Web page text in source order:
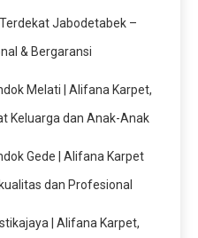
Jabodetabek –
& Bergaransi
Melati | Alifana Karpet,
Keluarga dan Anak-Anak
Gede | Alifana Karpet
dan Profesional
| Alifana Karpet,